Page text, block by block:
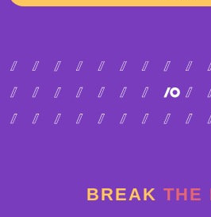
BREAK THE